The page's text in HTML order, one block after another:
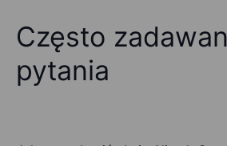
Często
pytania